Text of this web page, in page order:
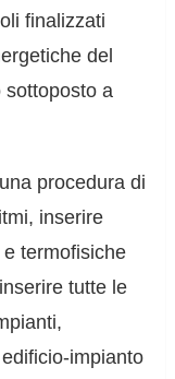
finalizzati
del
a
procedura di
inserire
termofisiche
tutte le
impianto